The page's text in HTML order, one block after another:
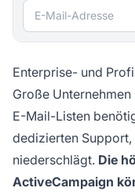
E-Mail-Adresse
Enterprise- und
Große
E-Mail-Listen
dedizierten
niederschlägt. Die
ActiveCampaign